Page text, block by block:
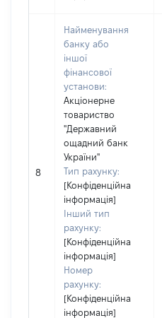
8
Найменування
банку або
іншої
фінансової
установи:
Акціонерне
товариство
"Державний
ощадний банк
України"
Тип рахунку:
[Конфіденційна
інформація]
Інший тип
рахунку:
[Конфіденційна
інформація]
Номер
рахунку:
[Конфіденційна
інформація]